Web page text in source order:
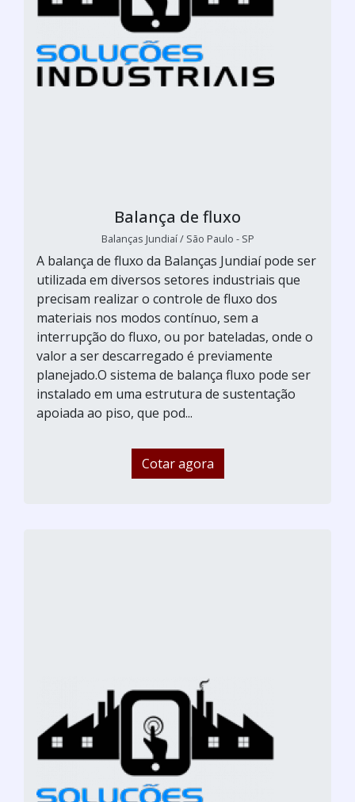
Balança de fluxo
Balanças Jundiaí / São Paulo - SP
A balança de fluxo da Balanças Jundiaí pode ser
utilizada em diversos setores industriais que
precisam realizar o controle de fluxo dos
materiais nos modos contínuo, sem a
interrupção do fluxo, ou por bateladas, onde o
valor a ser descarregado é previamente
planejado.O sistema de balança fluxo pode ser
instalado em uma estrutura de sustentação
apoiada ao piso, que pod...
Cotar agora